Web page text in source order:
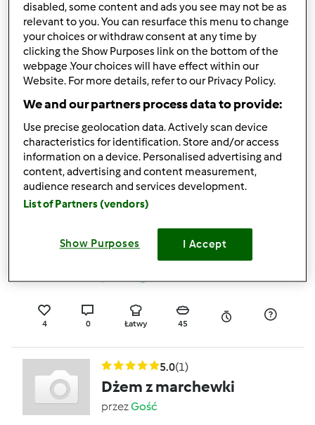
2 0 Łatwy 6 1h 0min
3.0(2)
Dżem z borówki
amerykańskiej
przezGość
2 7 Łatwy 0 1h 0min
Wariant Dżem
truskawkowy bez cukru
4 0 Łatwy 45
5.0(1)
Dżem z marchewki
przezGość
disabled, some content and ads you see may not be as
relevant to you. You can resurface this menu to change
your choices or withdraw consent at any time by
clicking the Show Purposes link on the bottom of the
webpage .Your choices will have effect within our
Website. For more details, refer to our Privacy Policy.
We and our partners process data to provide:
Use precise geolocation data. Actively scan device
characteristics for identification. Store and/or access
information on a device. Personalised advertising and
content, advertising and content measurement,
audience research and services development.
List of Partners (vendors)
Show Purposes I Accept